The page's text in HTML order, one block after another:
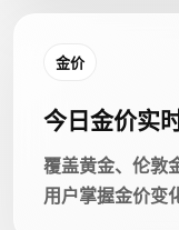
金价
今日金价实
覆盖黄金、伦敦
用户掌握金价变